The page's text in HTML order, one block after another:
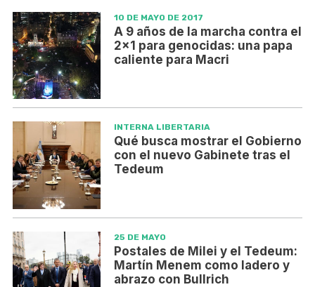
10 DE MAYO DE 2017
A 9 años de la marcha contra el
2x1 para genocidas: una papa
caliente para Macri
INTERNA LIBERTARIA
Qué busca mostrar el Gobierno
con el nuevo Gabinete tras el
Tedeum
25 DE MAYO
Postales de Milei y el Tedeum:
Martín Menem como ladero y
abrazo con Bullrich